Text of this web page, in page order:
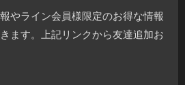
やライン会員様限定のお得な情報
ます。上記リンクから友達追加お